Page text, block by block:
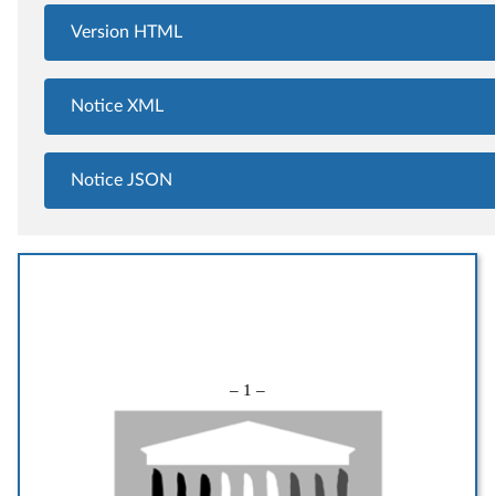
Version HTML
Notice XML
Notice JSON